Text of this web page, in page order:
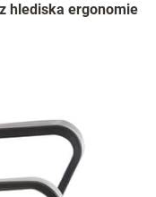
z hlediska ergonomie